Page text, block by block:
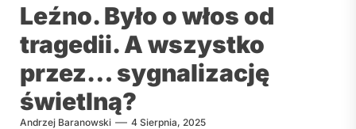
Leźno. Było o włos od
tragedii. A wszystko
przez… sygnalizację
świetlną?
Andrzej Baranowski 4 Sierpnia, 2025